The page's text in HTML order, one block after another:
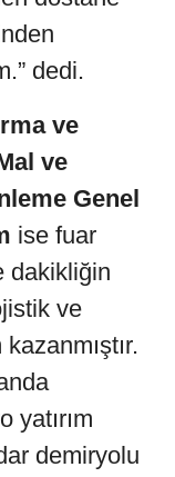
dedi.
ve
ve
Genel
ise fuar
dakikliğin
ve
yatırım
demiryolu